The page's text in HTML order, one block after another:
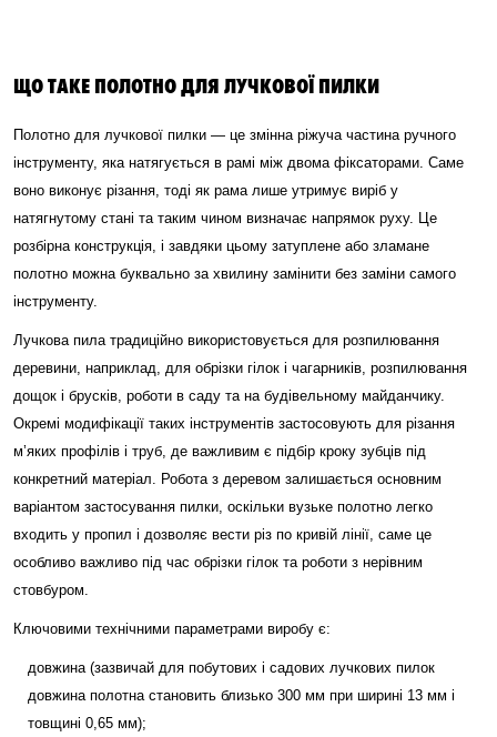
ЩО ТАКЕ ПОЛОТНО ДЛЯ ЛУЧКОВОЇ ПИЛКИ
Полотно для лучкової пилки — це змінна ріжуча частина ручного
інструменту, яка натягується в рамі між двома фіксаторами. Саме
воно виконує різання, тоді як рама лише утримує виріб у
натягнутому стані та таким чином визначає напрямок руху. Це
розбірна конструкція, і завдяки цьому затуплене або зламане
полотно можна буквально за хвилину замінити без заміни самого
інструменту.
Лучкова пила традиційно використовується для розпилювання
деревини, наприклад, для обрізки гілок і чагарників, розпилювання
дощок і брусків, роботи в саду та на будівельному майданчику.
Окремі модифікації таких інструментів застосовують для різання
м’яких профілів і труб, де важливим є підбір кроку зубців під
конкретний матеріал. Робота з деревом залишається основним
варіантом застосування пилки, оскільки вузьке полотно легко
входить у пропил і дозволяє вести різ по кривій лінії, саме це
особливо важливо під час обрізки гілок та роботи з нерівним
стовбуром.
Ключовими технічними параметрами виробу є:
довжина (зазвичай для побутових і садових лучкових пилок
довжина полотна становить близько 300 мм при ширині 13 мм і
товщині 0,65 мм);